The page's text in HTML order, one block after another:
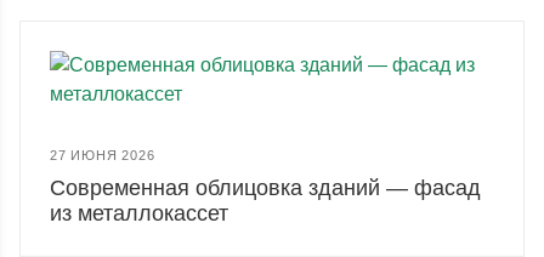
27 ИЮНЯ 2026
Современная облицовка зданий — фасад
из металлокассет